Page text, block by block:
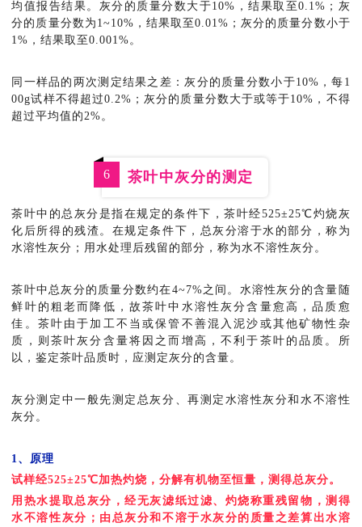
均值报告结果。灰分的质量分数大于10%，结果取至0.1%；灰
分的质量分数为1~10%，结果取至0.01%；灰分的质量分数小于
1%，结果取至0.001%。
同一样品的两次测定结果之差：灰分的质量分数小于10%，每1
00g试样不得超过0.2%；灰分的质量分数大于或等于10%，不得
超过平均值的2%。
6 茶叶中灰分的测定
茶叶中的总灰分是指在规定的条件下，茶叶经525±25℃灼烧灰
化后所得的残渣。在规定条件下，总灰分溶于水的部分，称为
水溶性灰分；用水处理后残留的部分，称为水不溶性灰分。
茶叶中总灰分的质量分数约在4~7%之间。水溶性灰分的含量随
鲜叶的粗老而降低，故茶叶中水溶性灰分含量愈高，品质愈
佳。茶叶由于加工不当或保管不善混入泥沙或其他矿物性杂
质，则茶叶灰分含量将因之而增高，不利于茶叶的品质。所
以，鉴定茶叶品质时，应测定灰分的含量。
灰分测定中一般先测定总灰分、再测定水溶性灰分和水不溶性
灰分。
1、原理
试样经525±25℃加热灼烧，分解有机物至恒量，测得总灰分。
用热水提取总灰分，经无灰滤纸过滤、灼烧称重残留物，测得
水不溶性灰分；由总灰分和不溶于水灰分的质量之差算出水溶